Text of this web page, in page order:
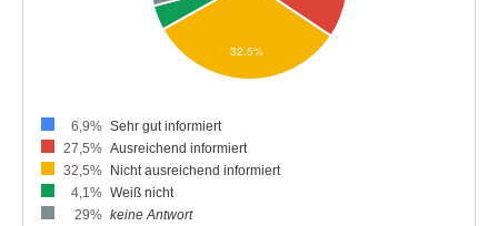
6,9% Sehr gut informiert
27,5% Ausreichend informiert
32,5%
Nicht ausreichend informiert
4,1% Weiß nicht
29% keine Antwort